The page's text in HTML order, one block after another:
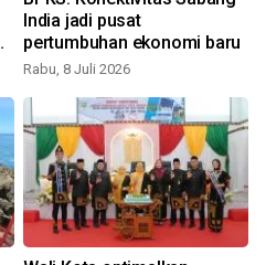
India jadi pusat
pertumbuhan ekonomi baru
Rabu, 8 Juli 2026